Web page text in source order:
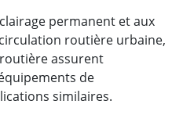
permanent et aux
routière urbaine,
assurent
de
similaires.